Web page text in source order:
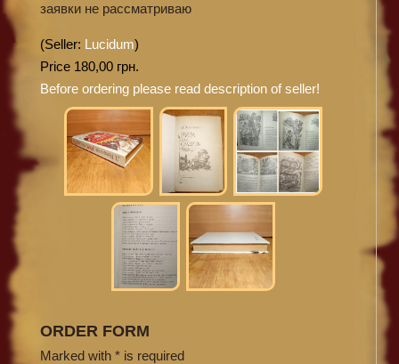
заявки не рассматриваю
(Seller: Lucidum)
Price 180,00 грн.
Before ordering please read description of seller!
ORDER FORM
Marked with * is required